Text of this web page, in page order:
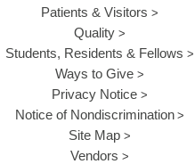
Patients & Visitors
Quality
Students, Residents & Fellows
Ways to Give
Privacy Notice
Notice of Nondiscrimination
Site Map
Vendors